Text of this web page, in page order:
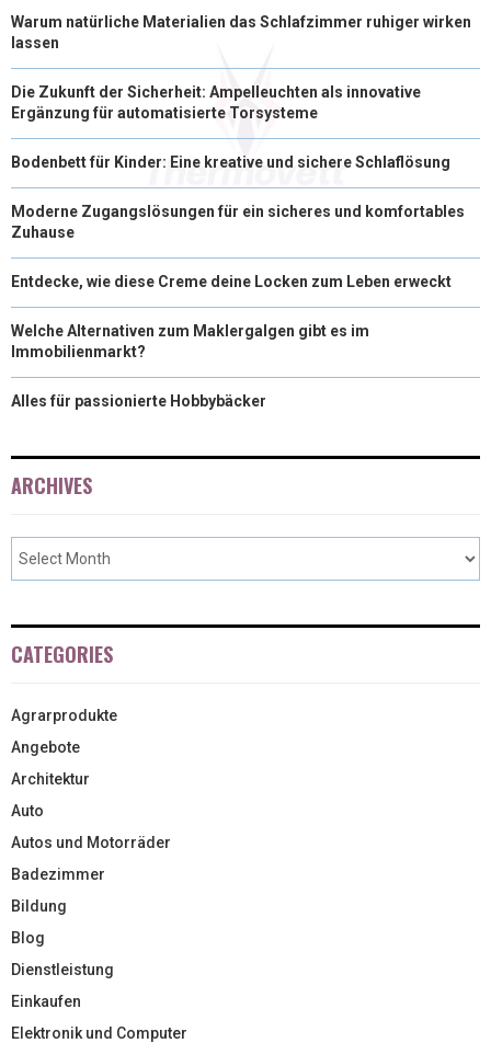
Warum natürliche Materialien das Schlafzimmer ruhiger wirken
lassen
Die Zukunft der Sicherheit: Ampelleuchten als innovative
Ergänzung für automatisierte Torsysteme
Bodenbett für Kinder: Eine kreative und sichere Schlaflösung
Moderne Zugangslösungen für ein sicheres und komfortables
Zuhause
Entdecke, wie diese Creme deine Locken zum Leben erweckt
Welche Alternativen zum Maklergalgen gibt es im
Immobilienmarkt?
Alles für passionierte Hobbybäcker
ARCHIVES
CATEGORIES
Agrarprodukte
Angebote
Architektur
Auto
Autos und Motorräder
Badezimmer
Bildung
Blog
Dienstleistung
Einkaufen
Elektronik und Computer